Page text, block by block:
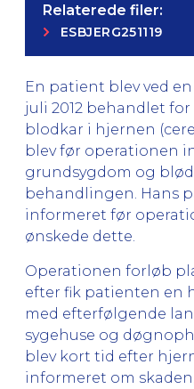
Relaterede filer:
ESBJERG251119
En patient blev ved
juli 2012 behandlet
blodkar i hjernen
blev før operationen
grundsygdom og
behandlingen. Hans
informeret før
ønskede dette.
Operationen forløb
efter fik patienten en
med efterfølgende
sygehuse og
blev kort tid efter
informeret om